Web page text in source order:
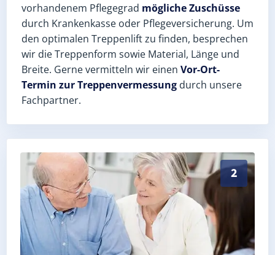
vorhandenem Pflegegrad mögliche Zuschüsse
durch Krankenkasse oder Pflegeversicherung. Um
den optimalen Treppenlift zu finden, besprechen
wir die Treppenform sowie Material, Länge und
Breite. Gerne vermitteln wir einen Vor-Ort-
Termin zur Treppenvermessung durch unsere
Fachpartner.
2
Exaktes Aufmaß in Elsterberg (Vogtlandkreis) –